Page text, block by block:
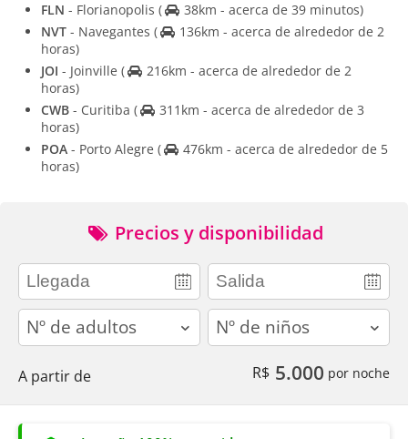
FLN - Florianopolis (
38km - acerca de 39 minutos)
NVT - Navegantes (
136km - acerca de alrededor de 2
horas)
JOI - Joinville (
216km - acerca de alrededor de 2
horas)
CWB - Curitiba (
311km - acerca de alrededor de 3
horas)
POA - Porto Alegre (
476km - acerca de alrededor de 5
horas)
Precios y disponibilidad
adults children
A partir de R$ 5.000 por noche